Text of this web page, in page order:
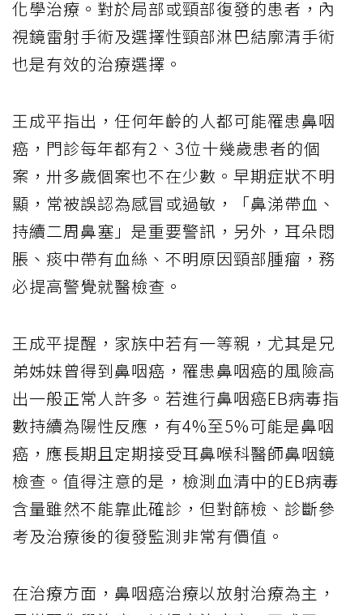
化學治療。對於局部或頸部復發的患者，內
視鏡雷射手術及選擇性頸部淋巴結廓清手術
也是有效的治療選擇。
王成平指出，任何年齡的人都可能罹患鼻咽
癌，門診每年都有2、3位十幾歲患者的個
案，卅多歲個案也不在少數。早期症狀不明
顯，常被誤認為感冒或過敏，「鼻涕帶血、
持續二周鼻塞」是重要警訊，另外，耳朵悶
脹、痰中帶有血絲、不明原因頸部腫瘤，務
必提高警覺就醫檢查。
王成平提醒，家族中若有一等親，尤其是兄
弟姊妹曾得到鼻咽癌，罹患鼻咽癌的風險高
出一般正常人許多。若進行鼻咽癌EB病毒指
數持續為陽性反應，有4%至5%可能是鼻咽
癌，應長期且定期接受耳鼻喉科醫師鼻咽鏡
檢查。值得注意的是，檢測血清中的EB病毒
含量雖然不能靠此確診，但對篩檢、診斷參
考及治療後的復發監測非常有價值。
在治療方面，鼻咽癌治療以放射治療為主，